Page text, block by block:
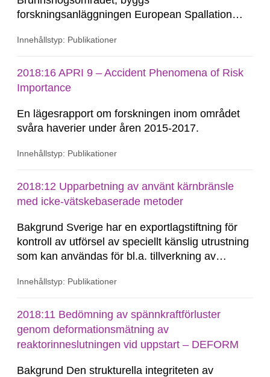
forskningsanläggningen European Spallation
linjäraccelerator leverera protoner till ett
produceras genom spallation. I strålmålet och i
omkringliggande komponenter kommer
Innehållstyp: Publikationer
2018:16 APRI 9 – Accident Phenomena of Risk
Importance
En lägesrapport om forskningen inom området
svåra haverier under åren 2015-2017.
Innehållstyp: Publikationer
2018:12 Upparbetning av använt kärnbränsle
med icke-vätskebaserade metoder
Bakgrund Sverige har en exportlagstiftning för
kontroll av utförsel av speciellt känslig utrustning
som kan användas för bl.a. tillverkning av
eller organisation införskaffar sådana vapen.
användning i civil industri men kan ha...
Innehållstyp: Publikationer
2018:11 Bedömning av spännkraftförluster
genom deformationsmätning av
reaktorinneslutningen vid uppstart – DEFORM
Bakgrund Den strukturella integriteten av